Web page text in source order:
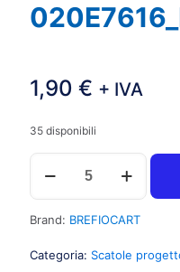
1,90 € + IVA
35 disponibili
Brefiocart
Portaprogetti
chiusura
a
bottone,
dorso
Brand: BREFIOCART
Categoria: Scatole